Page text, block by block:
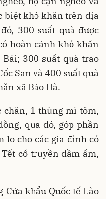
biệt khó khăn trên địa
300 suất quà được
hoàn cảnh khó khăn
300 suất quà trao
San và 400 suất quà
xã Bảo Hà.
chăn, 1 thùng mì tôm,
qua đó, góp phần
lo cho các gia đình có
cổ truyền đầm ấm,
khẩu Quốc tế Lào